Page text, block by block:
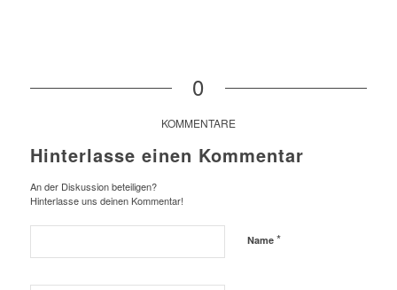
0
KOMMENTARE
Hinterlasse einen Kommentar
An der Diskussion beteiligen?
Hinterlasse uns deinen Kommentar!
Name *